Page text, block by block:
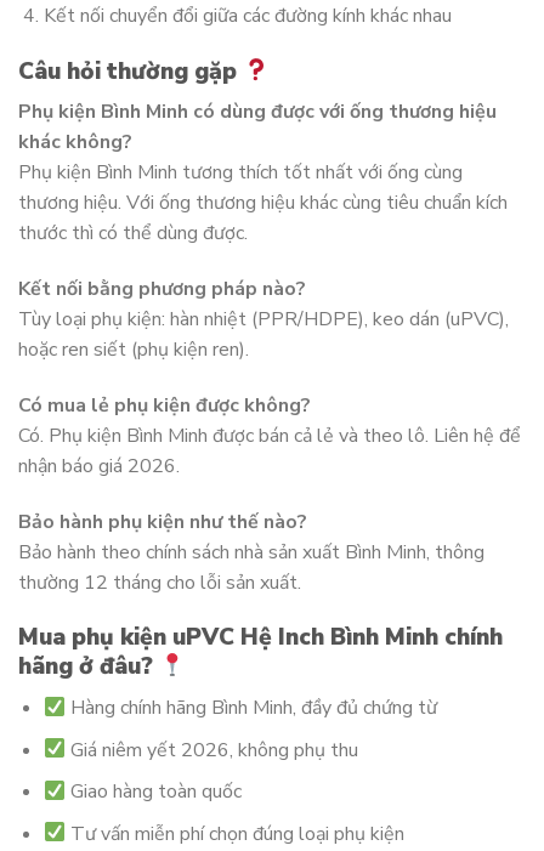
Kết nối chuyển đổi giữa các đường kính khác nhau
Câu hỏi thường gặp
Phụ kiện Bình Minh có dùng được với ống thương hiệu
khác không?
Phụ kiện Bình Minh tương thích tốt nhất với ống cùng
thương hiệu. Với ống thương hiệu khác cùng tiêu chuẩn kích
thước thì có thể dùng được.
Kết nối bằng phương pháp nào?
Tùy loại phụ kiện: hàn nhiệt (PPR/HDPE), keo dán (uPVC),
hoặc ren siết (phụ kiện ren).
Có mua lẻ phụ kiện được không?
Có. Phụ kiện Bình Minh được bán cả lẻ và theo lô. Liên hệ để
nhận báo giá 2026.
Bảo hành phụ kiện như thế nào?
Bảo hành theo chính sách nhà sản xuất Bình Minh, thông
thường 12 tháng cho lỗi sản xuất.
Mua phụ kiện uPVC Hệ Inch Bình Minh chính
hãng ở đâu?
Hàng chính hãng Bình Minh, đầy đủ chứng từ
Giá niêm yết 2026, không phụ thu
Giao hàng toàn quốc
Tư vấn miễn phí chọn đúng loại phụ kiện